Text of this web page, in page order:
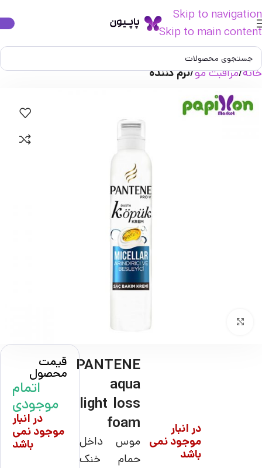
Skip to navigation
Skip to main content
خانه مراقبت مو نرم کننده
در انبار
موجود نمی
باشد
PANTENE
aqua
light loss
foam
موس داخل
حمام خنک
قیمت
محصول
اتمام
موجودی
در انبار
موجود نمی
باشد